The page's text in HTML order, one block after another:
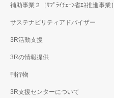
補助事業２［ｻﾌﾟﾗｲﾁｪｰﾝ省ｴﾈ推進事業］
サステナビリティアドバイザー
3R活動支援
3Rの情報提供
刊行物
3R支援センターについて